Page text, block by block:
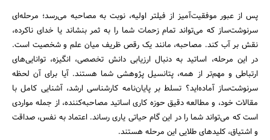
پس از عبور موفقیت‌آمیز از فیلتر اولیه، نوبت به مصاحبه می‌رسد؛ مرحله‌ای
سرنوشت‌ساز که می‌تواند تمام زحمات شما را به ثمر بنشاند یا خدای ناکرده،
نقش بر آب کند. مصاحبه، مانند یک رقص ظریف میان علم و شخصیت است.
در این مرحله، اساتید به دنبال ارزیابی دانش تخصصی، انگیزه، توانایی‌های
ارتباطی و مهم‌تر از همه، پتانسیل پژوهشی شما هستند. آیا برای آن لحظه
سرنوشت‌ساز آماده‌اید؟ تسلط بر پایان‌نامه کارشناسی ارشد، آشنایی کامل با
مقالات خود، و مطالعه دقیق حوزه کاری اساتید مصاحبه‌کننده، از جمله مواردی
است که می‌تواند شما را در این گام حیاتی یاری رساند. اعتماد به نفس، صداقت
و اشتیاق، کلیدهای طلایی این مرحله هستند.